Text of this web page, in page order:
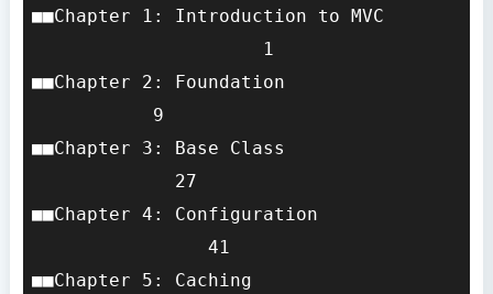
■■Chapter 1: Introduction to MVC
                     1
■■Chapter 2: Foundation
           9
■■Chapter 3: Base Class
             27
■■Chapter 4: Configuration
                41
■■Chapter 5: Caching